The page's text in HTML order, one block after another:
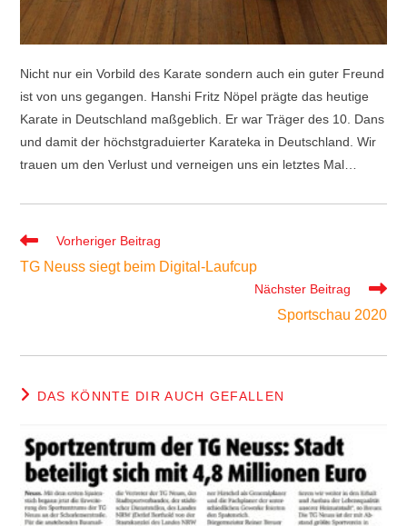
Nicht nur ein Vorbild des Karate sondern auch ein guter Freund
ist von uns gegangen. Hanshi Fritz Nöpel prägte das heutige
Karate in Deutschland maßgeblich. Er war Träger des 10. Dans
und damit der höchstgraduierter Karateka in Deutschland. Wir
trauen um den Verlust und verneigen uns ein letztes Mal…
Weitere
ansehen
Vorheriger Beitrag
TG Neuss siegt beim Digital-Laufcup
Nächster Beitrag
Sportschau 2020
DAS KÖNNTE DIR AUCH GEFALLEN